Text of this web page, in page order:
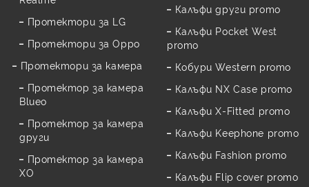
Протектори за LG
Протектори за Oppo
Протектори за камера
Протектор за камера
Blueo
Протектор за камера
други
Протектор за камера
XO
Калъфи други promo
Калъфи Pocket West
promo
Кобури Western promo
Калъфи NX Case promo
Калъфи X-Fitted promo
Калъфи Keephone promo
Калъфи Fashion promo
Калъфи Flip cover promo